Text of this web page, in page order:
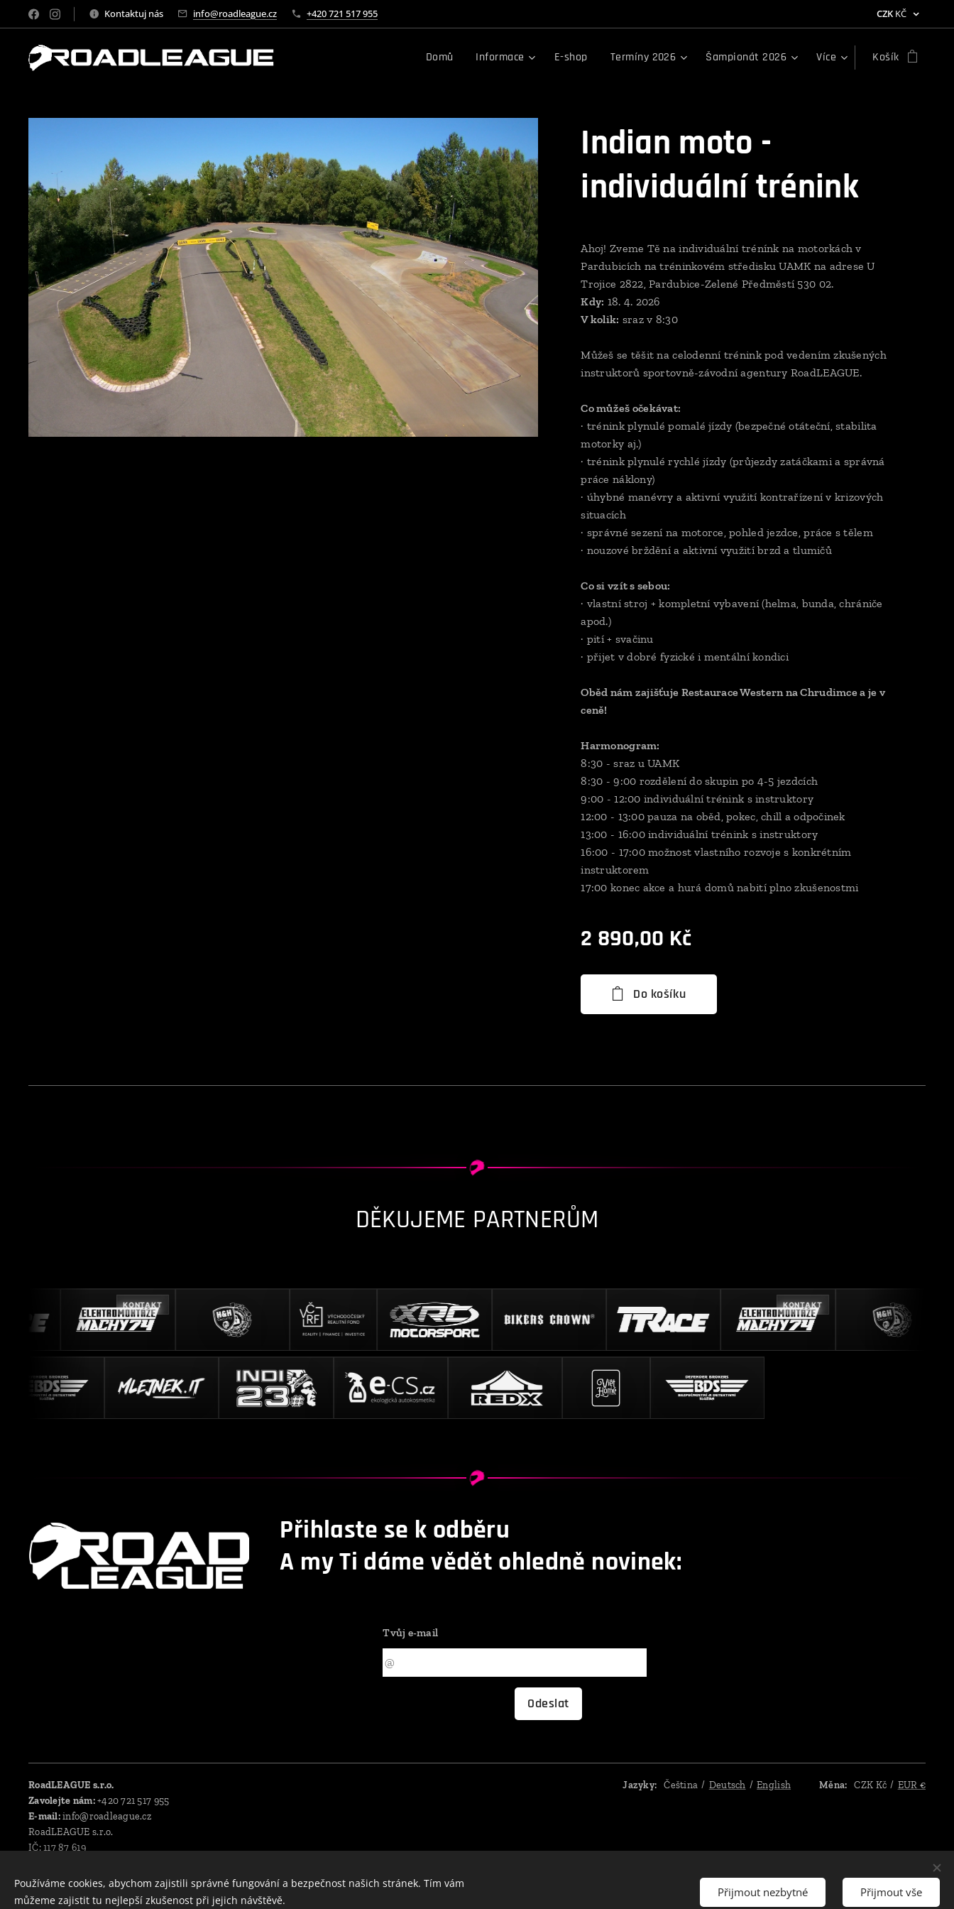
Kontaktuj nás info@roadleague.cz +420 721 517 955 CZK KČ
Domů Informace E-shop Termíny 2026 Šampionát 2026 Více Košík
Indian moto -
individuální trénink
Ahoj! Zveme Tě na individuální trénínk na motorkách v
Pardubicích na tréninkovém středisku UAMK na adrese U
Trojice 2822, Pardubice-Zelené Předměstí 530 02.
Kdy: 18. 4. 2026
V kolik: sraz v 8:30
Můžeš se těšit na celodenní trénink pod vedením zkušených
instruktorů sportovně-závodní agentury RoadLEAGUE.
Co můžeš očekávat:
· trénink plynulé pomalé jízdy (bezpečné otáteční, stabilita
motorky aj.)
· trénink plynulé rychlé jízdy (průjezdy zatáčkami a správná
práce náklony)
· úhybné manévry a aktivní využití kontrařízení v krizových
situacích
· správné sezení na motorce, pohled jezdce, práce s tělem
· nouzové brždění a aktivní využití brzd a tlumičů
Co si vzít s sebou:
· vlastní stroj + kompletní vybavení (helma, bunda, chrániče
apod.)
· pití + svačinu
· přijet v dobré fyzické i mentální kondici
Oběd nám zajišťuje Restaurace Western na Chrudimce a je v
ceně!
Harmonogram:
8:30 - sraz u UAMK
8:30 - 9:00 rozdělení do skupin po 4-5 jezdcích
9:00 - 12:00 individuální trénink s instruktory
12:00 - 13:00 pauza na oběd, pokec, chill a odpočinek
13:00 - 16:00 individuální trénink s instruktory
16:00 - 17:00 možnost vlastního rozvoje s konkrétním
instruktorem
17:00 konec akce a hurá domů nabití plno zkušenostmi
2 890,00 Kč
Do košíku
DĚKUJEME PARTNERŮM
KONTAKT KONTAKT
Přihlaste se k odběru
A my Ti dáme vědět ohledně novinek:
Tvůj e-mail
Odeslat
RoadLEAGUE s.r.o.
Zavolejte nám:+420 721 517 955
E-mail:info@roadleague.cz
RoadLEAGUE s.r.o.
IČ: 117 87 619
GDPR
Jazyky Čeština Deutsch English Měna CZK Kč EUR €
Používáme cookies, abychom zajistili správné fungování a bezpečnost našich stránek. Tím vám
můžeme zajistit tu nejlepší zkušenost při jejich návštěvě.
Přijmout nezbytné Přijmout vše